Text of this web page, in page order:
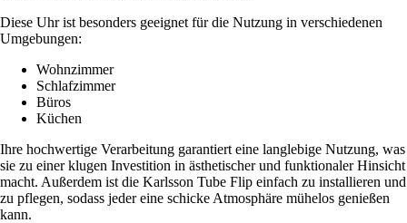
Diese Uhr ist besonders geeignet für die Nutzung in verschiedenen
Umgebungen:
Wohnzimmer
Schlafzimmer
Büros
Küchen
Ihre hochwertige Verarbeitung garantiert eine langlebige Nutzung, was
sie zu einer klugen Investition in ästhetischer und funktionaler Hinsicht
macht. Außerdem ist die Karlsson Tube Flip einfach zu installieren und
zu pflegen, sodass jeder eine schicke Atmosphäre mühelos genießen
kann.